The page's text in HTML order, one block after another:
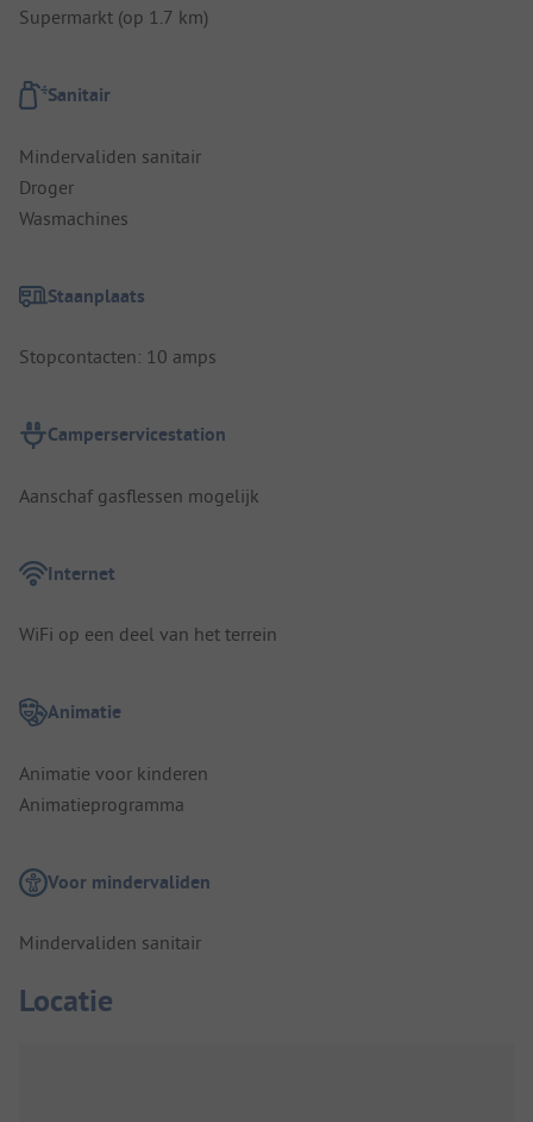
Supermarkt (op 1.7 km)
Sanitair
Mindervaliden sanitair
Droger
Wasmachines
Staanplaats
Stopcontacten: 10 amps
Camperservicestation
Aanschaf gasflessen mogelijk
Internet
WiFi op een deel van het terrein
Animatie
Animatie voor kinderen
Animatieprogramma
Voor mindervaliden
Mindervaliden sanitair
Locatie